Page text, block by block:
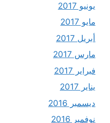
يونيو 2017
مايو 2017
أبريل 2017
مارس 2017
فبراير 2017
يناير 2017
ديسمبر 2016
نوفمبر 2016